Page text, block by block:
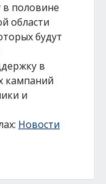
в половине
области
будут
в
кампаний
и
Новости